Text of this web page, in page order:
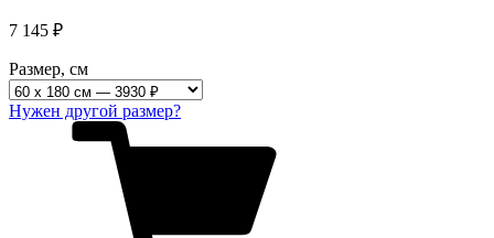
7 145 ₽
Размер, см
Нужен другой размер?